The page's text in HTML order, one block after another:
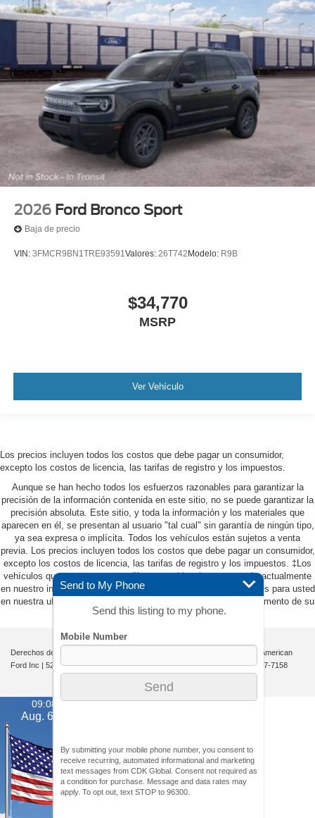
2026 Ford Bronco Sport
Baja de precio
VIN: 3FMCR9BN1TRE93591Valores: 26T742 Modelo: R9B
$34,770
MSRP
Ver Vehículo
Los precios incluyen todos los costos que debe pagar un consumidor,
excepto los costos de licencia, las tarifas de registro y los impuestos.
Aunque se han hecho todos los esfuerzos razonables para garantizar la
precisión de la información contenida en este sitio, no se puede garantizar la
precisión absoluta. Este sitio, y toda la información y los materiales que
aparecen en él, se presentan al usuario "tal cual" sin garantía de ningún tipo,
ya sea expresa o implícita. Todos los vehículos están sujetos a venta
previa. Los precios incluyen todos los costos que debe pagar un consumidor,
excepto los costos de licencia, las tarifas de registro y los impuestos. ‡Los
vehículos que se muestran en diferentes ubicaciones no están actualmente
en nuestro inventario (no en stock), pero pueden estar disponibles para usted
en nuestra ubicación dentro de una fecha razonable desde el momento de su
solicitud, que no exceda una semana.
Derechos de autor © 2026
| All American
Ford Inc | 520 River Street,Hackensack,NJ07601-5907| Ventas:201-957-7158
09:08 pm
Aug. 6, 2026
Send to My Phone
Send this listing to my phone.
By submitting your mobile phone number, you consent to
receive recurring, automated informational and marketing
text messages from CDK Global. Consent not required as
a condition for purchase. Message and data rates may
apply. To opt out, text STOP to 96300.